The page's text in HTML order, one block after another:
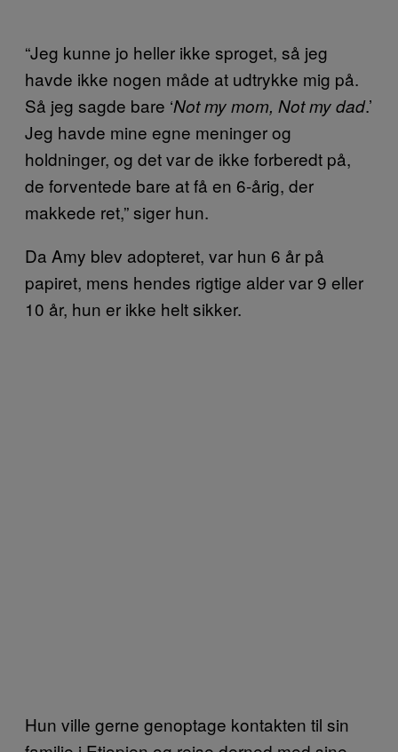
“Jeg kunne jo heller ikke sproget, så jeg
havde ikke nogen måde at udtrykke mig på.
Så jeg sagde bare ‘Not my mom, Not my dad.’
Jeg havde mine egne meninger og
holdninger, og det var de ikke forberedt på,
de forventede bare at få en 6-årig, der
makkede ret,” siger hun.
Da Amy blev adopteret, var hun 6 år på
papiret, mens hendes rigtige alder var 9 eller
10 år, hun er ikke helt sikker.
Hun ville gerne genoptage kontakten til sin